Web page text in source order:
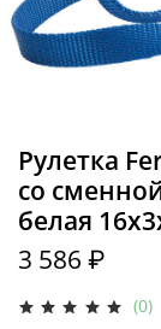
(0)
Рулетка
со
белая
3 586 ₽